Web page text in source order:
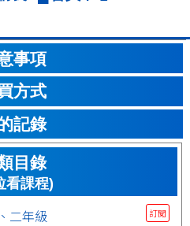
事項
方式
記錄
目錄
看課程)
二年級 訂閱